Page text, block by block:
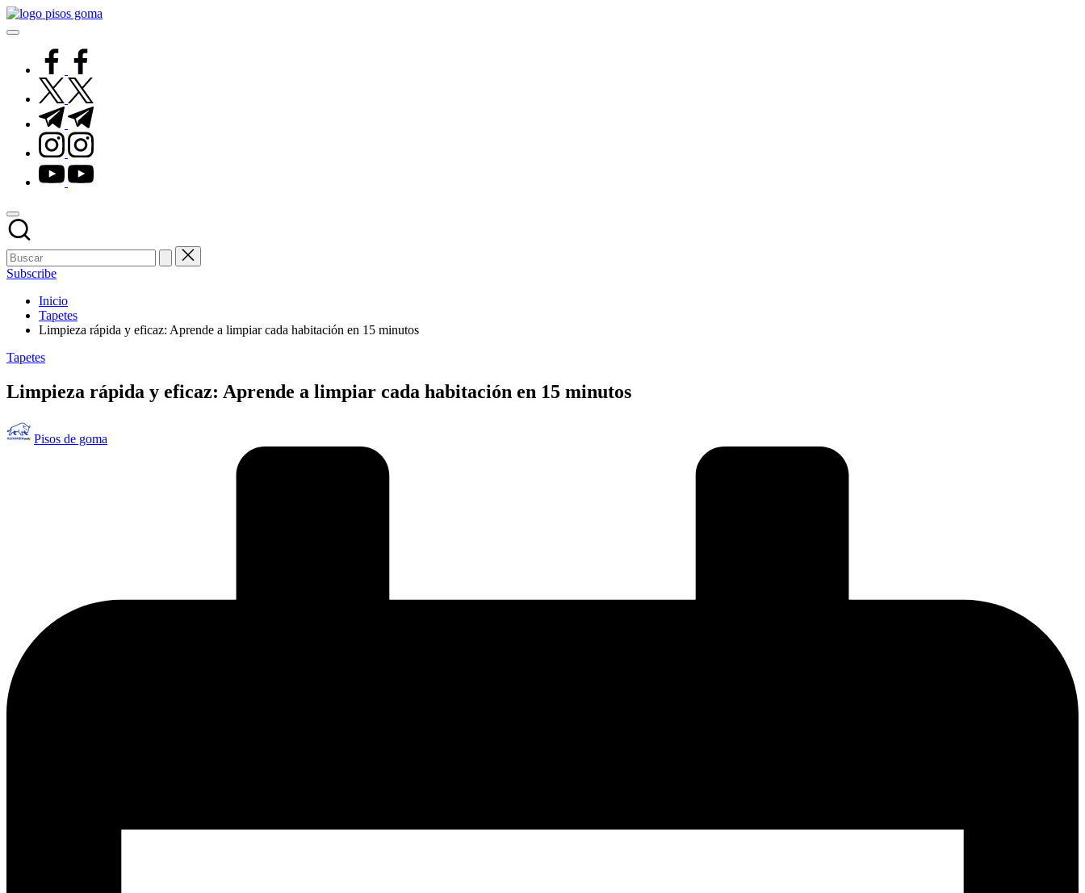
Saltar
al
facebook.com
twitter.com
t.me
instagram.com
youtube.com
Subscribe
Inicio
Tapetes
Limpieza rápida y eficaz: Aprende a limpiar cada habitación en 15 minutos
Publicado
Tapetes
Limpieza rápida y eficaz: Aprende a limpiar cada habitación en 15 minutos
Publicado
por
Pisos de goma